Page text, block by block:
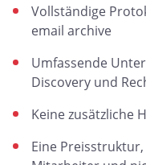
Vollständige
email archive
Umfassende
Discovery und
Keine zusätzliche
Eine